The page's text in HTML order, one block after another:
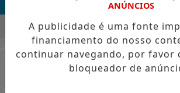
DE CABO VERDE VENCE
EM ALTA
/ NOTÍCIAS CULTURA
ANÚNCIOS
A publicidade é uma fonte
financiamento do nosso
continuar navegando, por favor
bloqueador de